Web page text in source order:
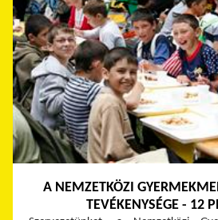
A NEMZETKÖZI
TEVÉKENYSÉGE - 12